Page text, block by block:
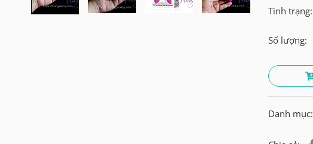
Tình trạng:
Số lượng:
Danh mục: